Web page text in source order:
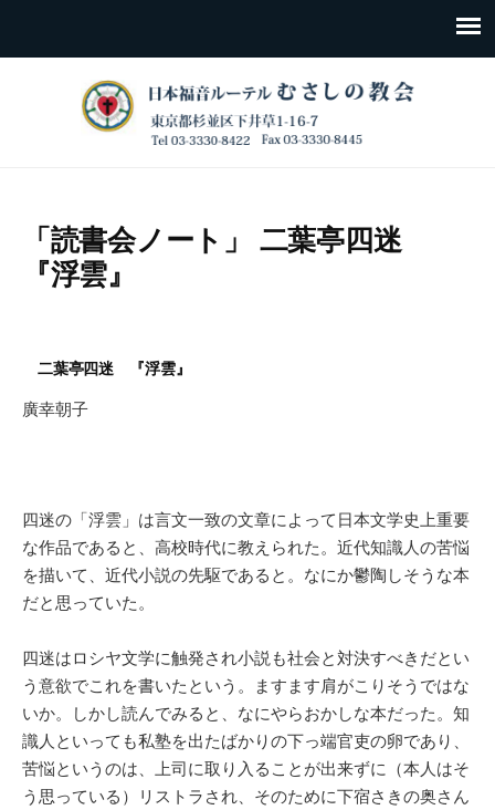
「読書会ノート」 二葉亭四迷
『浮雲』
二葉亭四迷 『浮雲』
廣幸朝子
四迷の「浮雲」は言文一致の文章によって日本文学史上重要
な作品であると、高校時代に教えられた。近代知識人の苦悩
を描いて、近代小説の先駆であると。なにか鬱陶しそうな本
だと思っていた。
四迷はロシヤ文学に触発され小説も社会と対決すべきだとい
う意欲でこれを書いたという。ますます肩がこりそうではな
いか。しかし読んでみると、なにやらおかしな本だった。知
識人といっても私塾を出たばかりの下っ端官吏の卵であり、
苦悩というのは、上司に取り入ることが出来ずに（本人はそ
う思っている）リストラされ、そのために下宿さきの奥さん